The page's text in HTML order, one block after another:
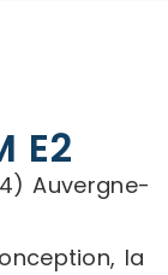
E2
Auvergne-
la